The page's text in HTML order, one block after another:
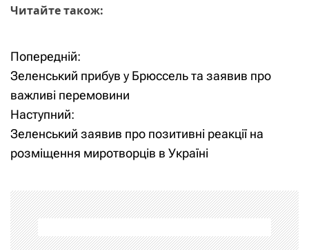
Читайте також:
Н
а
в
і
а
ц
Попередній:
Зеленський прибув у Брюссель та заявив про
важливі перемовини
Наступний:
Зеленський заявив про позитивні реакції на
розміщення миротворців в Україні